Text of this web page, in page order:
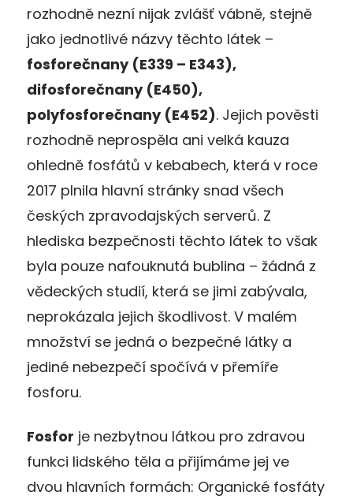
rozhodně nezní nijak zvlášť vábně, stejně
jako jednotlivé názvy těchto látek –
fosforečnany (E339 – E343),
difosforečnany (E450),
polyfosforečnany (E452). Jejich pověsti
rozhodně neprospěla ani velká kauza
ohledně fosfátů v kebabech, která v roce
2017 plnila hlavní stránky snad všech
českých zpravodajských serverů. Z
hlediska bezpečnosti těchto látek to však
byla pouze nafouknutá bublina – žádná z
vědeckých studií, která se jimi zabývala,
neprokázala jejich škodlivost. V malém
množství se jedná o bezpečné látky a
jediné nebezpečí spočívá v přemíře
fosforu.
Fosfor je nezbytnou látkou pro zdravou
funkci lidského těla a přijímáme jej ve
dvou hlavních formách: Organické fosfáty